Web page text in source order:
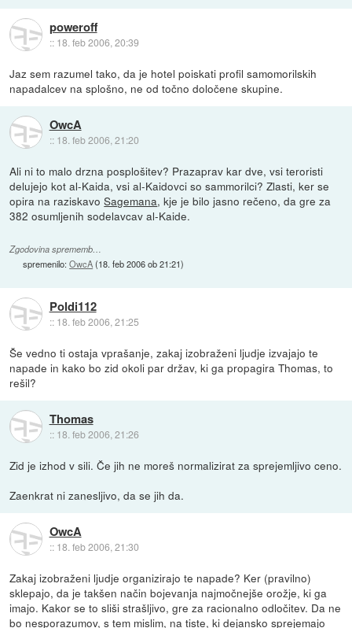
poweroff
:: 18. feb 2006, 20:39
Jaz sem razumel tako, da je hotel poiskati profil samomorilskih
napadalcev na splošno, ne od točno določene skupine.
OwcA
:: 18. feb 2006, 21:20
Ali ni to malo drzna posplošitev? Prazaprav kar dve, vsi teroristi
delujejo kot al-Kaida, vsi al-Kaidovci so sammorilci? Zlasti, ker se
opira na raziskavoSagemana, kje je bilo jasno rečeno, da gre za
382 osumljenih sodelavcav al-Kaide.
Zgodovina sprememb…
spremenilo:OwcA(18. feb 2006 ob 21:21)
Poldi112
:: 18. feb 2006, 21:25
Še vedno ti ostaja vprašanje, zakaj izobraženi ljudje izvajajo te
napade in kako bo zid okoli par držav, ki ga propagira Thomas, to
rešil?
Thomas
:: 18. feb 2006, 21:26
Zid je izhod v sili. Če jih ne moreš normalizirat za sprejemljivo ceno.
Zaenkrat ni zanesljivo, da se jih da.
OwcA
:: 18. feb 2006, 21:30
Zakaj izobraženi ljudje organizirajo te napade? Ker (pravilno)
sklepajo, da je takšen način bojevanja najmočnejše orožje, ki ga
imajo. Kakor se to sliši strašljivo, gre za racionalno odločitev. Da ne
bo nesporazumov, s tem mislim, na tiste, ki dejansko sprejemajo